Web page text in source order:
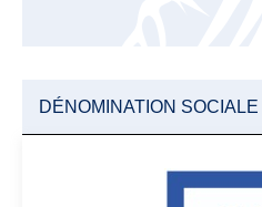
DÉNOMINATION SOCIALE